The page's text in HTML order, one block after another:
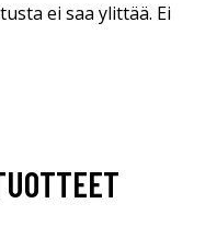
ei saa ylittää. Ei